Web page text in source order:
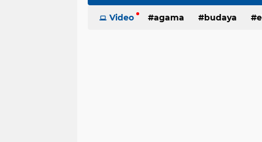
Ekbis TNI-Polri Organisasi
Video agama budaya